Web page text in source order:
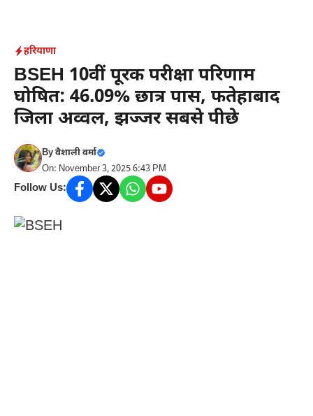
content
हरियाणा
BSEH 10वीं पूरक परीक्षा परिणाम
घोषित: 46.09% छात्र पास, फतेहाबाद
जिला अव्वल, झज्जर सबसे पीछे
Byवैशाली वर्मा
On: November 3, 2025 6:43 PM
Follow Us: